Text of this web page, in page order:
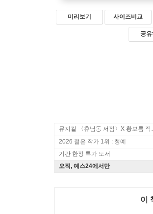
미리보기 사이즈비교
공유
뮤지컬
2026 젊은 작가 1위 : 청예
기간 한정 특가 도서
오직, 예스24에서만
이